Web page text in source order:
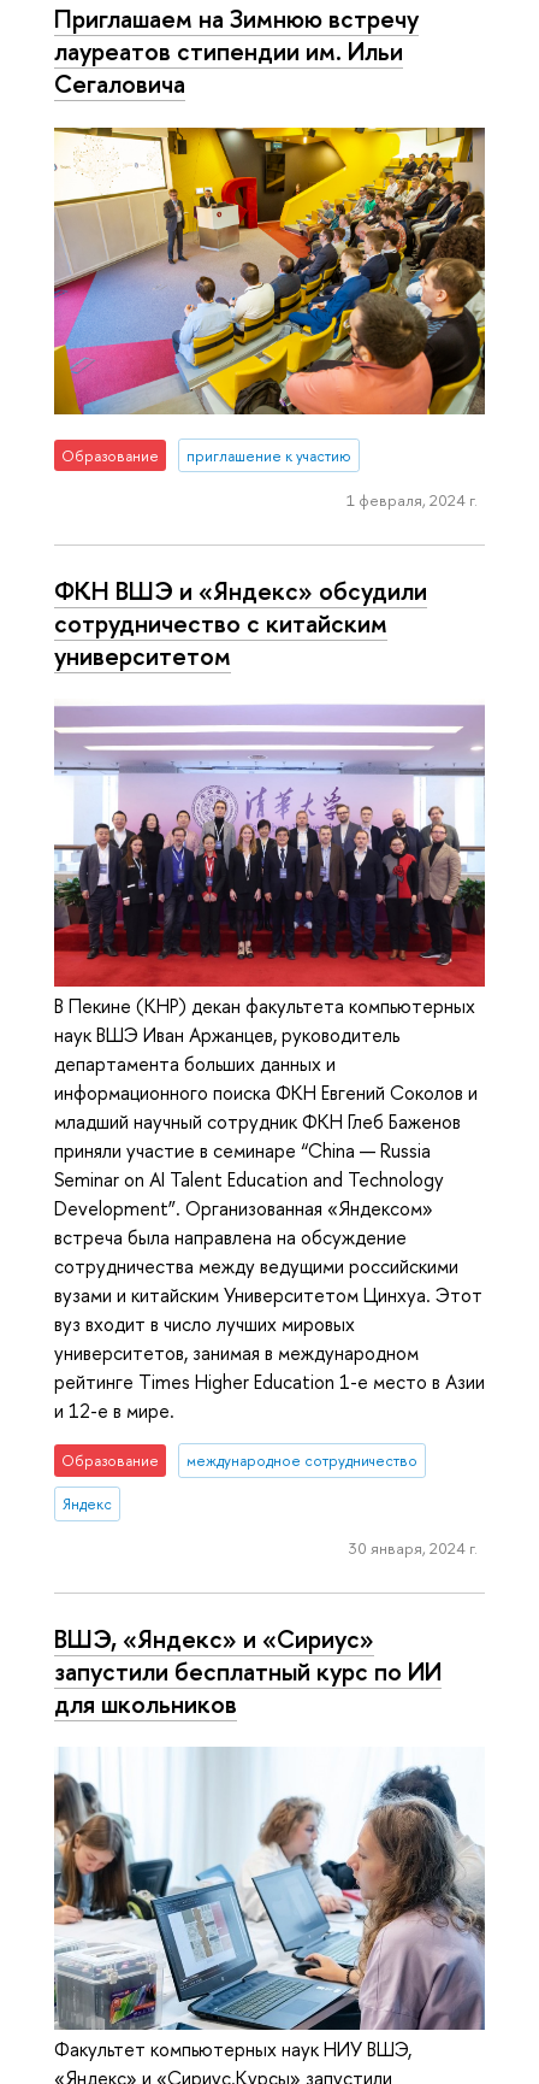
Приглашаем на Зимнюю встречу
лауреатов стипендии им. Ильи
Сегаловича
Образование приглашение к участию
1 февраля, 2024 г.
ФКН ВШЭ и «Яндекс» обсудили
сотрудничество с китайским
университетом
В Пекине (КНР) декан факультета компьютерных
наук ВШЭ Иван Аржанцев, руководитель
департамента больших данных и
информационного поиска ФКН Евгений Соколов и
младший научный сотрудник ФКН Глеб Баженов
приняли участие в семинаре “China — Russia
Seminar on AI Talent Education and Technology
Development”. Организованная «Яндексом»
встреча была направлена на обсуждение
сотрудничества между ведущими российскими
вузами и китайским Университетом Цинхуа. Этот
вуз входит в число лучших мировых
университетов, занимая в международном
рейтинге Times Higher Education 1-е место в Азии
и 12-е в мире.
Образование международное сотрудничество
Яндекс
30 января, 2024 г.
ВШЭ, «Яндекс» и «Сириус»
запустили бесплатный курс по ИИ
для школьников
Факультет компьютерных наук НИУ ВШЭ,
«Яндекс» и «Сириус.Курсы» запустили